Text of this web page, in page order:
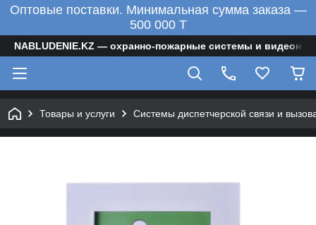
Оптовые поставки. Минимальная сумма заказа —
500 000 T
NABLUDENIE.KZ — охранно-пожарные системы и
Товары и услуги Системы диспетчерской связи и